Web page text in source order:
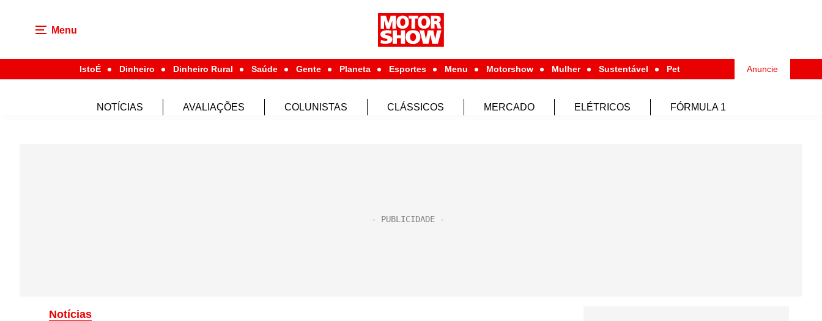
Menu
IstoÉ Dinheiro Dinheiro Rural Saúde Gente Planeta Esportes Menu Motorshow Mulher Sustentável Pet Anuncie
NOTÍCIAS AVALIAÇÕES COLUNISTAS CLÁSSICOS MERCADO ELÉTRICOS FÓRMULA 1
Notícias